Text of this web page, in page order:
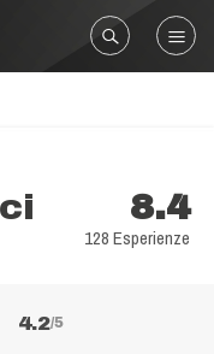
8.4
128 Esperienze
4.2/5